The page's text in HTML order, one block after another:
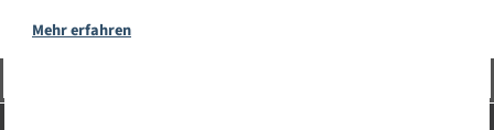
Mehr erfahren